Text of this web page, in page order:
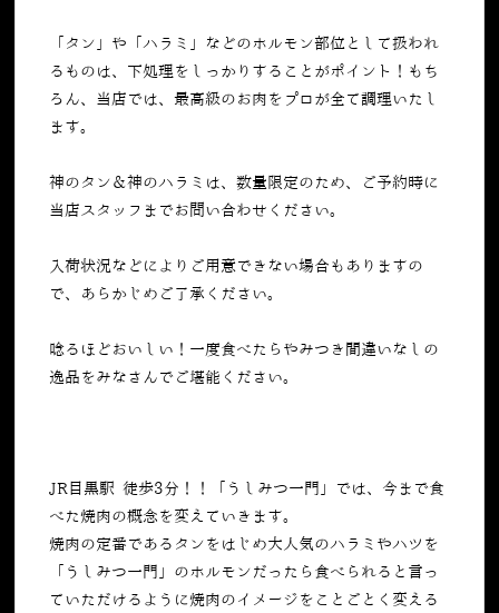
「タン」や「ハラミ」などのホルモン部位として扱われ
るものは、下処理をしっかりすることがポイント！もち
ろん、当店では、最高級のお肉をプロが全て調理いたし
ます。
神のタン＆神のハラミは、数量限定のため、ご予約時に
当店スタッフまでお問い合わせください。
入荷状況などによりご用意できない場合もありますの
で、あらかじめご了承ください。
唸るほどおいしい！一度食べたらやみつき間違いなしの
逸品をみなさんでご堪能ください。
JR目黒駅 徒歩3分！！「うしみつ一門」では、今まで食
べた焼肉の概念を変えていきます。
焼肉の定番であるタンをはじめ大人気のハラミやハツを
「うしみつ一門」のホルモンだったら食べられると言っ
ていただけるように焼肉のイメージをことごとく変える